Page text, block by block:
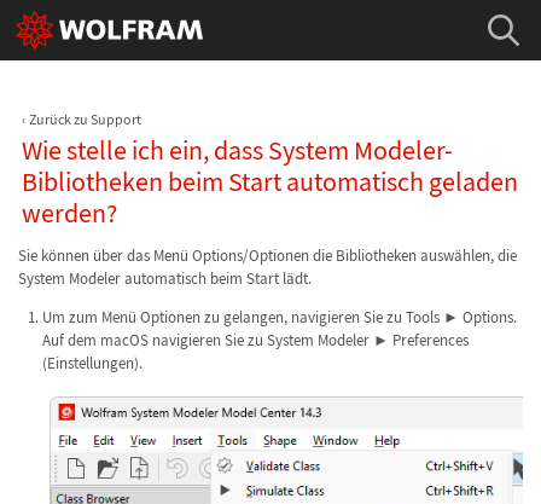
Zurück zu Support
Wie stelle ich ein, dass System Modeler-
Bibliotheken beim Start automatisch geladen
werden?
Sie können über das Menü Options/Optionen die Bibliotheken auswählen, die
System Modeler automatisch beim Start lädt.
Um zum Menü Optionen zu gelangen, navigieren Sie zu Tools ► Options.
Auf dem macOS navigieren Sie zu System Modeler ► Preferences
(Einstellungen).